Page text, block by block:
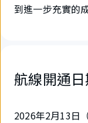
到進一步充實的
航線開通日
2026年2月13日